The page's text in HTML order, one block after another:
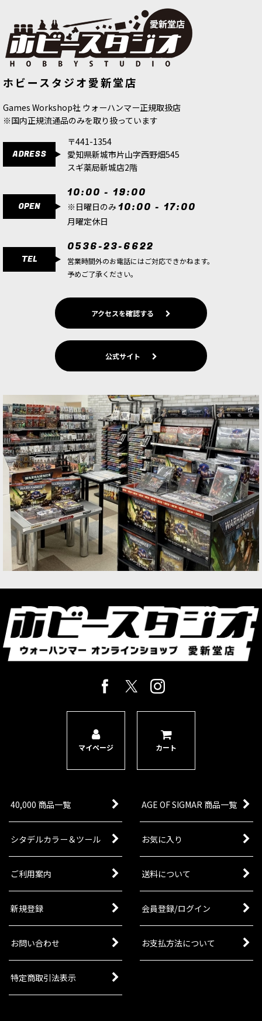
11,100円(税込)
ィング・ハンドル XL
ホビースタジオ愛新堂店
Games Workshop社 ウォーハンマー正規取扱店
※国内正規流通品のみを取り扱っています
ADRESS
〒441-1354
愛知県新城市片山字西野畑545
スギ薬局新城店2階
OPEN
10:00 - 19:00
※日曜日のみ 10:00 - 17:00
月曜定休日
TEL
0536-23-6622
営業時間外のお電話にはご対応できかねます。
予めご了承ください。
アクセスを確認する
公式サイト
マイページ カート
40,000 商品一覧 AGE OF SIGMAR 商品一覧
シタデルカラー＆ツール お気に入り
ご利用案内 送料について
新規登録 会員登録/ログイン
お問い合わせ お支払方法について
特定商取引法表示